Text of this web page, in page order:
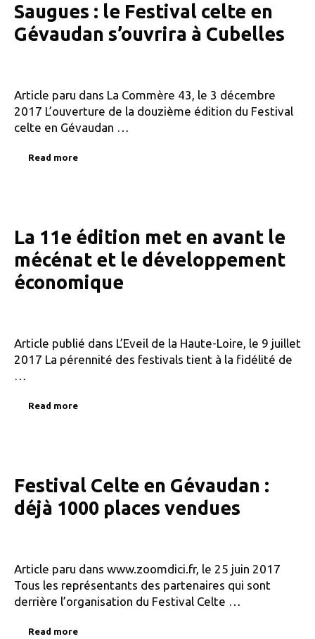
Saugues : le Festival celte en
Gévaudan s’ouvrira à Cubelles
Article paru dans La Commère 43, le 3 décembre
2017 L’ouverture de la douzième édition du Festival
celte en Gévaudan …
Read more
La 11e édition met en avant le
mécénat et le développement
économique
Article publié dans L’Eveil de la Haute-Loire, le 9 juillet
2017 La pérennité des festivals tient à la fidélité de
…
Read more
Festival Celte en Gévaudan :
déjà 1000 places vendues
Article paru dans www.zoomdici.fr, le 25 juin 2017
Tous les représentants des partenaires qui sont
derrière l’organisation du Festival Celte …
Read more